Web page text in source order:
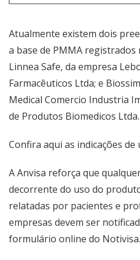
Atualmente existem dois
a base de PMMA registrados
Linnea Safe, da empresa
Farmacêuticos Ltda; e
Medical Comercio Industria
de Produtos Biomedicos Ltda.
Confira aqui as indicações
A Anvisa reforça que
decorrente do uso do
relatadas por pacientes e
empresas devem ser
formulário online do Notivisa.